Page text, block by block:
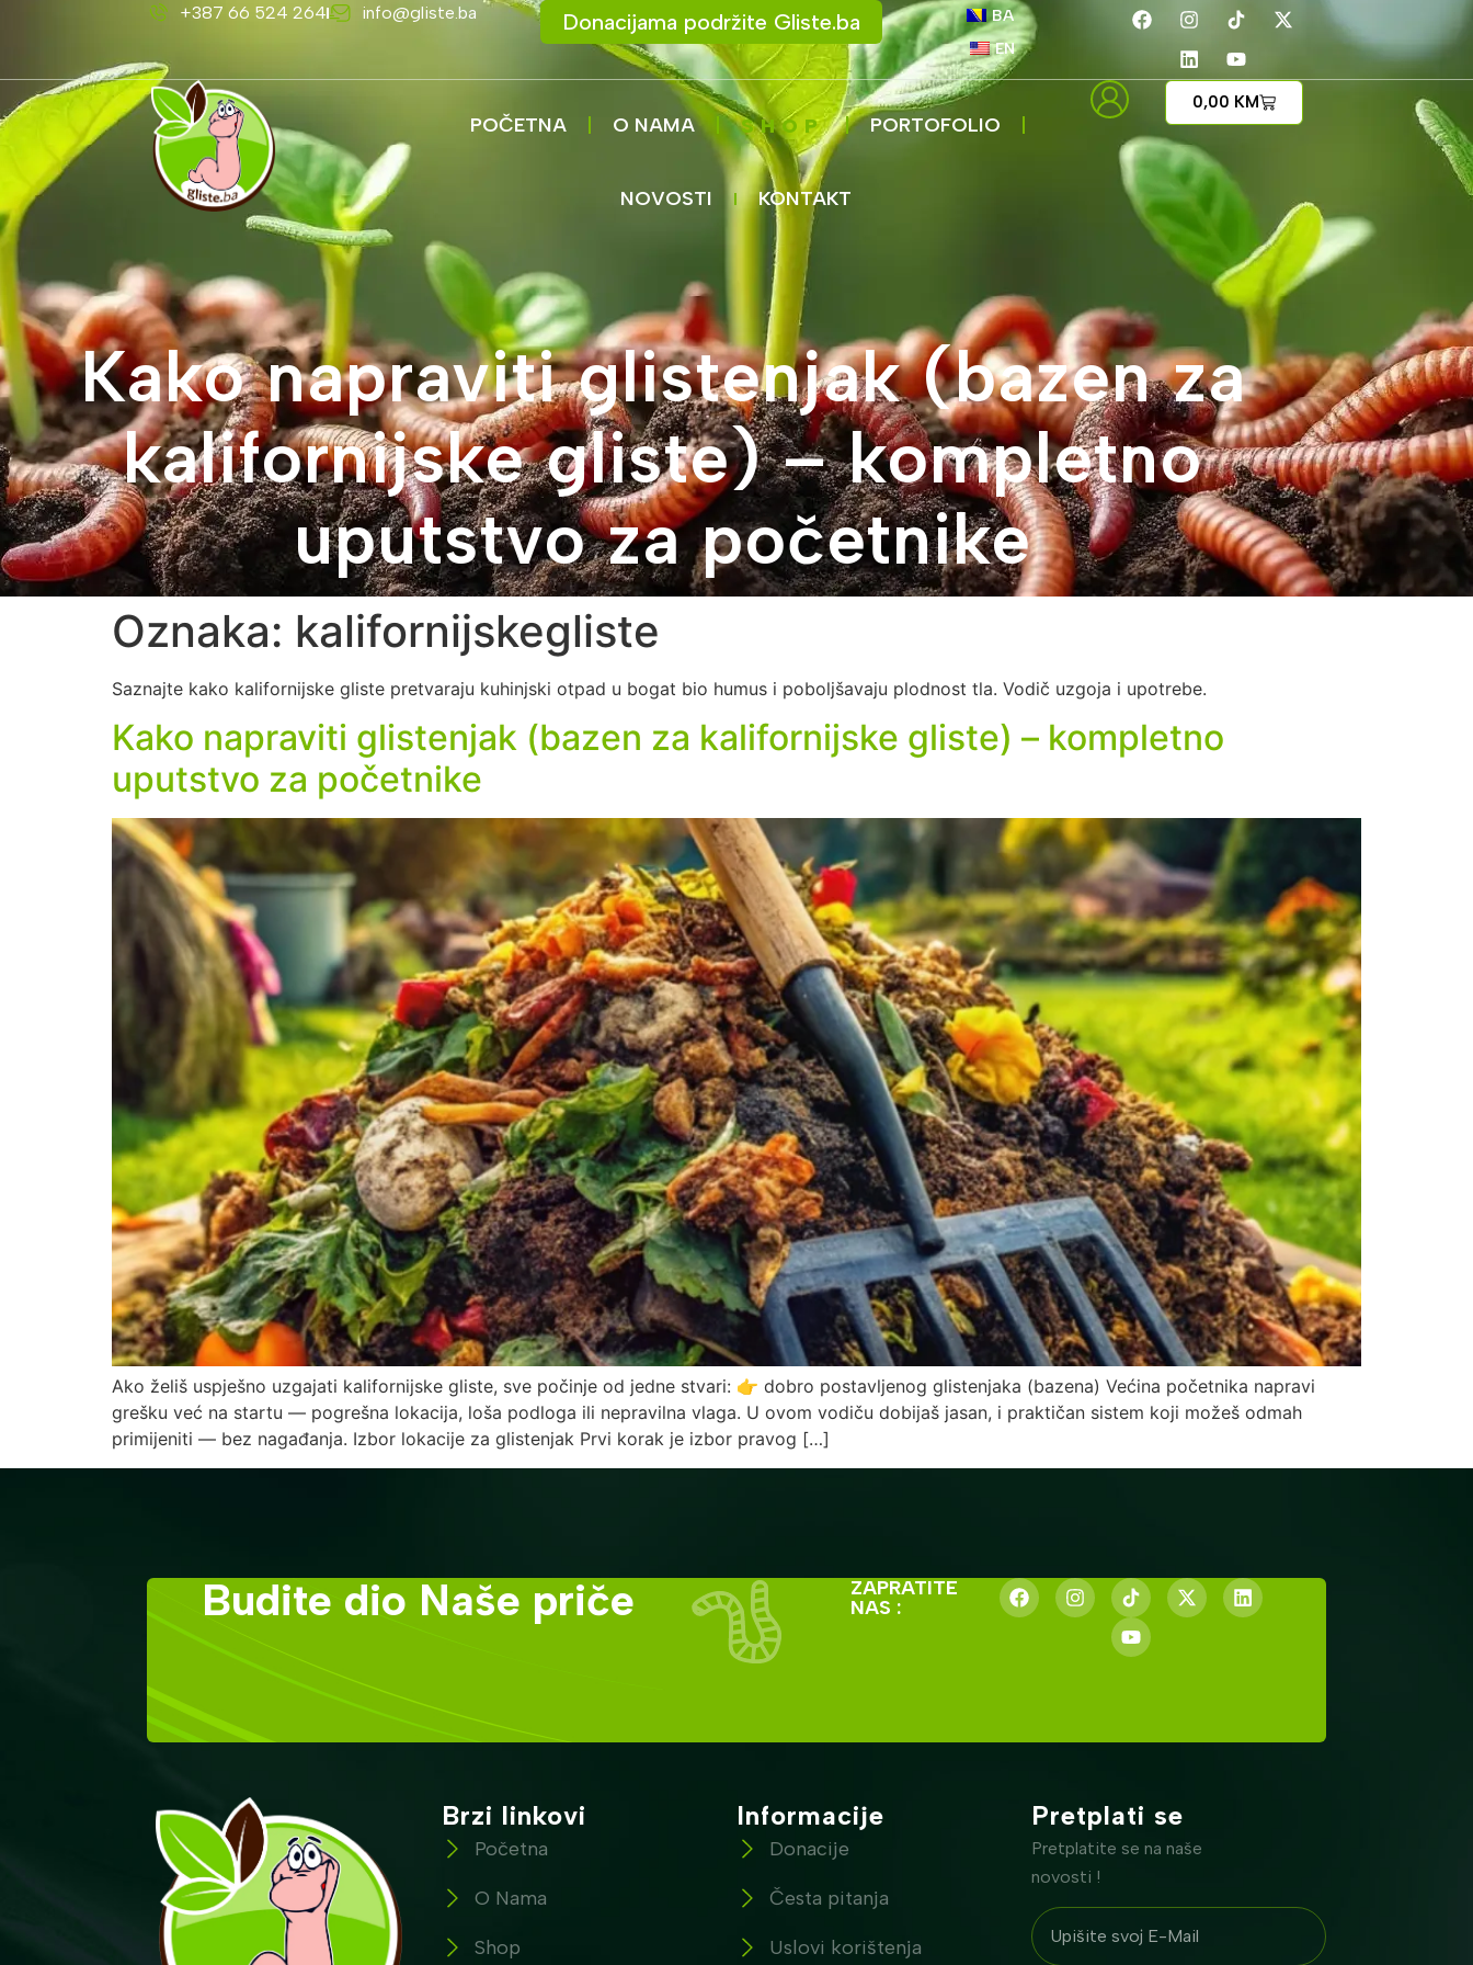
+387 66 524 264 info@gliste.ba Donacijama podržite Gliste.ba
BA
EN
POČETNA O NAMA SHOP PORTOFOLIO
NOVOSTI KONTAKT
0,00 KM
Kako napraviti glistenjak (bazen za
kalifornijske gliste) – kompletno
uputstvo za početnike
Oznaka: kalifornijskegliste
Saznajte kako kalifornijske gliste pretvaraju kuhinjski otpad u bogat bio humus i poboljšavaju plodnost tla. Vodič uzgoja i upotrebe.
Kako napraviti glistenjak (bazen za kalifornijske gliste) – kompletno
uputstvo za početnike
Ako želiš uspješno uzgajati kalifornijske gliste, sve počinje od jedne stvari: 👉 dobro postavljenog glistenjaka (bazena) Većina početnika napravi
grešku već na startu — pogrešna lokacija, loša podloga ili nepravilna vlaga. U ovom vodiču dobijaš jasan, i praktičan sistem koji možeš odmah
primijeniti — bez nagađanja. Izbor lokacije za glistenjak Prvi korak je izbor pravog […]
Budite dio Naše priče
ZAPRATITE
NAS :
Brzi linkovi
Početna
O Nama
Shop
Informacije
Donacije
Česta pitanja
Uslovi korištenja
Pretplati se
Pretplatite se na naše
novosti !